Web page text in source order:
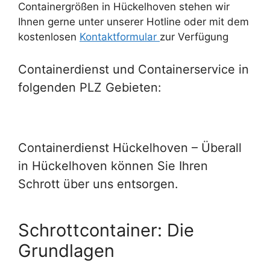
Containergrößen in Hückelhoven stehen wir
Ihnen gerne unter unserer Hotline oder mit dem
kostenlosen Kontaktformular zur Verfügung
Containerdienst und Containerservice in
folgenden PLZ Gebieten:
Containerdienst Hückelhoven – Überall
in Hückelhoven können Sie Ihren
Schrott über uns entsorgen.
Schrottcontainer: Die
Grundlagen